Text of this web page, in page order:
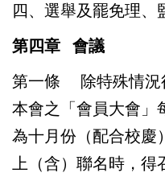
四、選舉及罷免理、
第四章 會議
第一條 除特殊情況
本會之「會員大會」
為十月份（配合校慶
上（含）聯名時，得